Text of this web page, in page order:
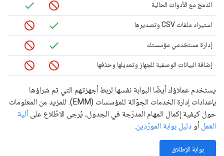
الدمج مع الأدوات الحالية
استيراد ملفات CSV وتصديرها
إدارة مستخدمي مؤسستك
إضافة البيانات الوصفية للجهاز وتعديلها وحذفها
يستخدم عملاؤك أيضًا البوابة نفسها لربط أجهزتهم التي تم شراؤها
بإعدادات إدارة الخدمات الجوّالة للمؤسسات (EMM). للمزيد من المعلومات
حول كيفية إكمال المهام المدرَجة في الجدول، يُرجى الاطّلاع على آلية
العمل أو دليل بوابة المورّدين.
بوابة الإطلاق